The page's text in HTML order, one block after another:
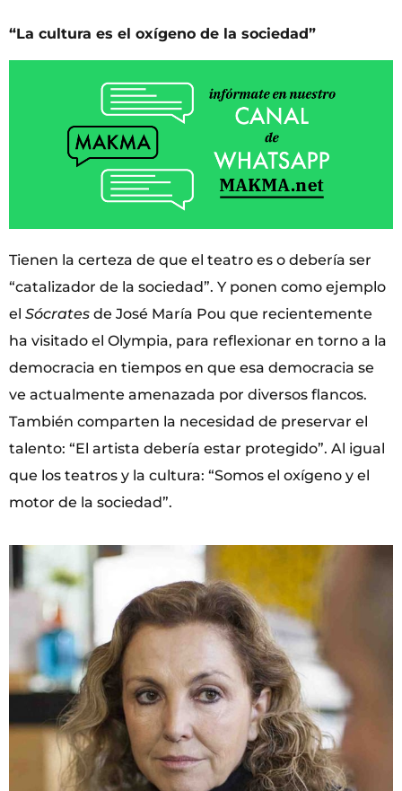
“La cultura es el oxígeno de la sociedad”
Tienen la certeza de que el teatro es o debería ser
“catalizador de la sociedad”. Y ponen como ejemplo
el Sócrates de José María Pou que recientemente
ha visitado el Olympia, para reflexionar en torno a la
democracia en tiempos en que esa democracia se
ve actualmente amenazada por diversos flancos.
También comparten la necesidad de preservar el
talento: “El artista debería estar protegido”. Al igual
que los teatros y la cultura: “Somos el oxígeno y el
motor de la sociedad”.